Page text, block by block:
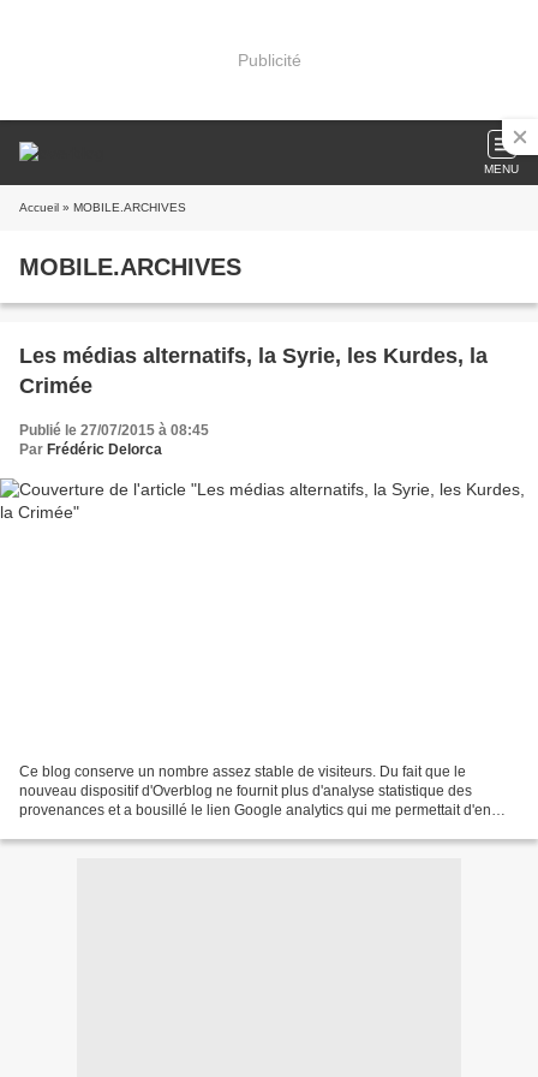
Publicité
MENU
Accueil » MOBILE.ARCHIVES
MOBILE.ARCHIVES
Les médias alternatifs, la Syrie, les Kurdes, la
Crimée
Publié le 27/07/2015 à 08:45
Par Frédéric Delorca
Ce blog conserve un nombre assez stable de visiteurs. Du fait que le
nouveau dispositif d'Overblog ne fournit plus d'analyse statistique des
provenances et a bousillé le lien Google analytics qui me permettait d'en